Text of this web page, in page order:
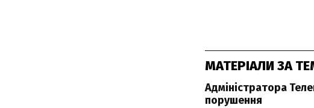
МАТЕРІАЛИ ЗА
Адміністратора
порушення